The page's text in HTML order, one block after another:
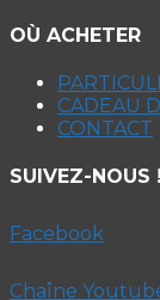
OÙ ACHETER
CADEAU
CONTACT
SUIVEZ-NOUS !
Facebook
Chaîne